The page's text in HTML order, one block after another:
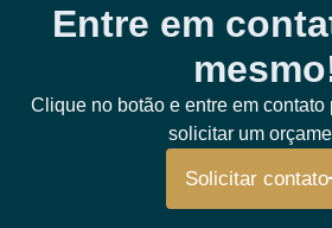
Entre em
Clique no botão e entre em contato
solicitar um
Solicitar contato